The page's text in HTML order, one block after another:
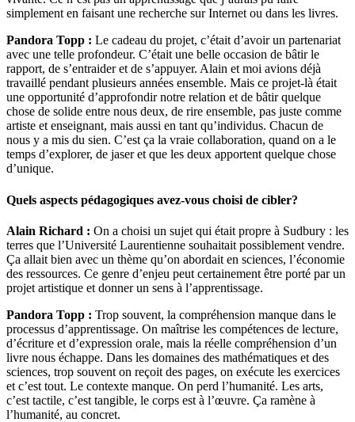
simplement en faisant une recherche sur Internet ou dans les livres.
Pandora Topp : Le cadeau du projet, c’était d’avoir un partenariat
avec une telle profondeur. C’était une belle occasion de bâtir le
rapport, de s’entraider et de s’appuyer. Alain et moi avions déjà
travaillé pendant plusieurs années ensemble. Mais ce projet-là était
une opportunité d’approfondir notre relation et de bâtir quelque
chose de solide entre nous deux, de rire ensemble, pas juste comme
artiste et enseignant, mais aussi en tant qu’individus. Chacun de
nous y a mis du sien. C’est ça la vraie collaboration, quand on a le
temps d’explorer, de jaser et que les deux apportent quelque chose
d’unique.
Quels aspects pédagogiques avez-vous choisi de cibler?
Alain Richard : On a choisi un sujet qui était propre à Sudbury : les
terres que l’Université Laurentienne souhaitait possiblement vendre.
Ça allait bien avec un thème qu’on abordait en sciences, l’économie
des ressources. Ce genre d’enjeu peut certainement être porté par un
projet artistique et donner un sens à l’apprentissage.
Pandora Topp : Trop souvent, la compréhension manque dans le
processus d’apprentissage. On maîtrise les compétences de lecture,
d’écriture et d’expression orale, mais la réelle compréhension d’un
livre nous échappe. Dans les domaines des mathématiques et des
sciences, trop souvent on reçoit des pages, on exécute les exercices
et c’est tout. Le contexte manque. On perd l’humanité. Les arts,
c’est tactile, c’est tangible, le corps est à l’œuvre. Ça ramène à
l’humanité, au concret.